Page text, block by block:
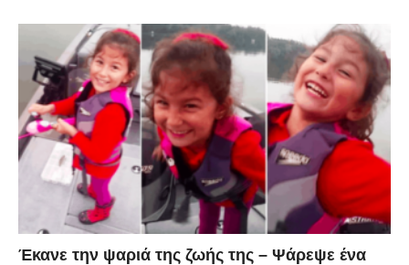
έβγαζε selfies από τη Ferrari του. Αυτό που δεν ήξερε
όμως ήταν πως με την ενέργειά του θα άρχισαν να
βγαίνουν φλόγες από το πίσω μέρος του
αυτοκινήτου, το οποίο λίγα λεπτά αργότερα έγινε…
φλαμπέ!
Έκανε την ψαριά της ζωής της – Ψάρεψε ένα